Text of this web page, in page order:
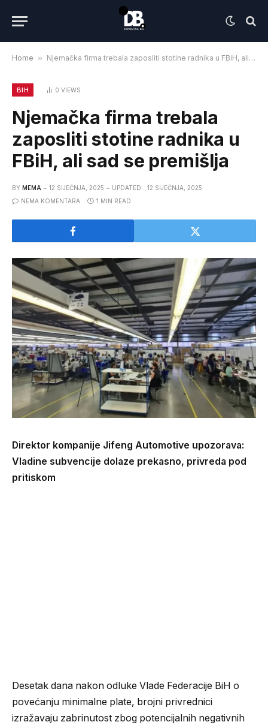
Home » Njemačka firma trebala zaposliti stotine radnika u FBiH, ali sad se premišlja
BIH 0 VIEWS
Njemačka firma trebala
zaposliti stotine radnika u
FBiH, ali sad se premišlja
BY MEMA 12 SIJEČNJA, 2025 UPDATED:
12 SIJEČNJA, 2025
NEMA KOMENTARA
1 MIN READ
Direktor kompanije Jifeng Automotive upozorava:
Vladine subvencije dolaze prekasno, privreda pod
pritiskom
Desetak dana nakon odluke Vlade Federacije BiH o
povećanju minimalne plate, brojni privrednici
izražavaju zabrinutost zbog potencijalnih negativnih